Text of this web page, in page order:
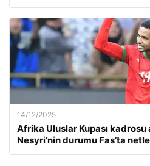
14/12/2025
Afrika Uluslar Kupası kadrosu
Nesyri’nin durumu Fas’ta